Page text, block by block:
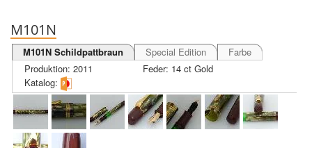
M101N
M101N Schildpattbraun Special Edition
Farbe
Produktion: 2011
Feder: 14 ct Gold
Katalog: